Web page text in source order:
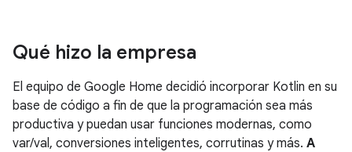
Qué hizo la empresa
El equipo de Google Home decidió incorporar Kotlin en su
base de código a fin de que la programación sea más
productiva y puedan usar funciones modernas, como
var/val, conversiones inteligentes, corrutinas y más. A